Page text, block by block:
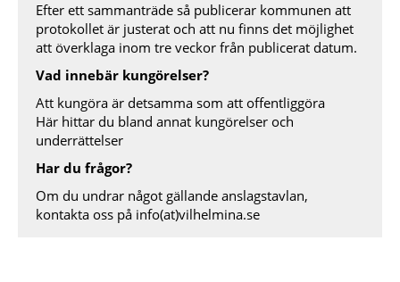
Efter ett sammanträde så publicerar kommunen att
protokollet är justerat och att nu finns det möjlighet
att överklaga inom tre veckor från publicerat datum.
Vad innebär kungörelser?
Att kungöra är detsamma som att offentliggöra
Här hittar du bland annat kungörelser och
underrättelser
Har du frågor?
Om du undrar något gällande anslagstavlan,
kontakta oss på info(at)vilhelmina.se